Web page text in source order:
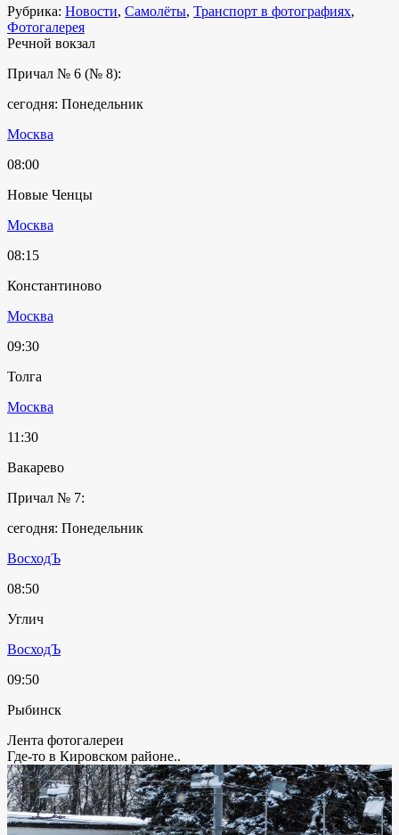
Рубрика: Новости, Самолёты, Транспорт в фотографиях,
Фотогалерея
Речной вокзал
Причал № 6 (№ 8):
сегодня: Понедельник
Москва
08:00
Новые Ченцы
Москва
08:15
Константиново
Москва
09:30
Толга
Москва
11:30
Вакарево
Причал № 7:
сегодня: Понедельник
ВосходЪ
08:50
Углич
ВосходЪ
09:50
Рыбинск
Лента фотогалереи
Где-то в Кировском районе..